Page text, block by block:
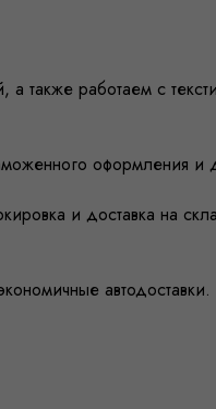
также работаем с
оформления и
и доставка на